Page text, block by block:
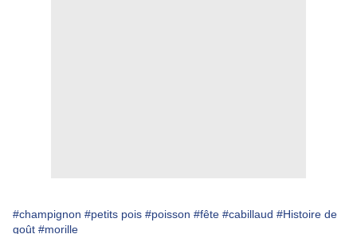
#champignon #petits pois #poisson #fête #cabillaud #Histoire de
goût #morille